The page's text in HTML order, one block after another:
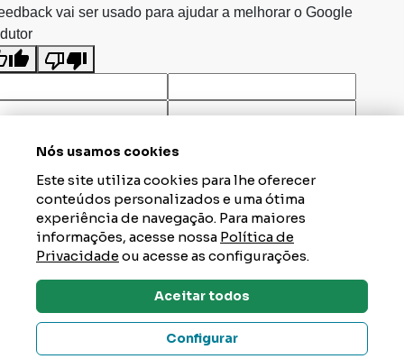
Dúvidas? Tire Aqui
Nós usamos cookies
Este site utiliza cookies para lhe oferecer
conteúdos personalizados e uma ótima
experiência de navegação. Para maiores
informações, acesse nossa Política de
Privacidadeou acesse as configurações.
Aceitar todos
Configurar
vai ser usado para ajudar a melhorar o Google